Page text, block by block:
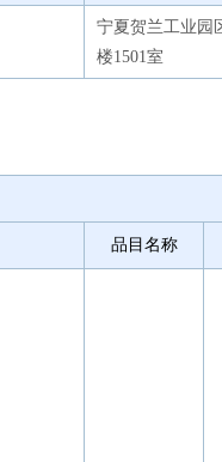
宁夏贺兰工业园
楼1501室
品目名称